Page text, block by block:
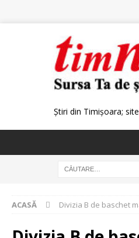
Știri din Timișoara;
ACASĂ Divizia B de baschet